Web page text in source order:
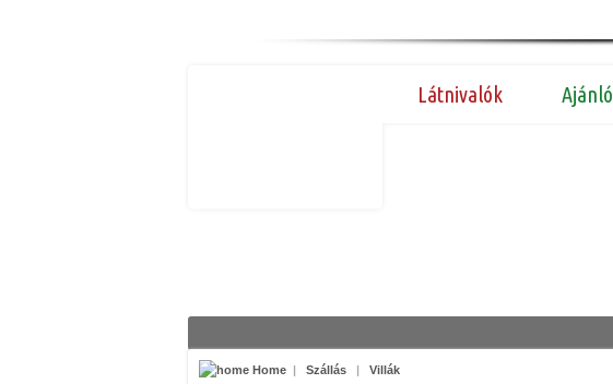
Látnivalók Ajánló
Home | Szállás | Villák